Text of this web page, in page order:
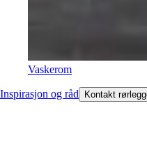
Vaskerom
Inspirasjon og råd Kontakt